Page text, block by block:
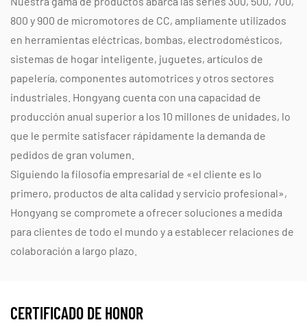
800 y 900 de micromotores de CC, ampliamente utilizados
en herramientas eléctricas, bombas, electrodomésticos,
sistemas de hogar inteligente, juguetes, artículos de
papelería, componentes automotrices y otros sectores
industriales. Hongyang cuenta con una capacidad de
producción anual superior a los 10 millones de unidades, lo
que le permite satisfacer rápidamente la demanda de
pedidos de gran volumen.
Siguiendo la filosofía empresarial de «el cliente es lo
primero, productos de alta calidad y servicio profesional»,
Hongyang se compromete a ofrecer soluciones a medida
para clientes de todo el mundo y a establecer relaciones de
colaboración a largo plazo.
CERTIFICADO DE HONOR